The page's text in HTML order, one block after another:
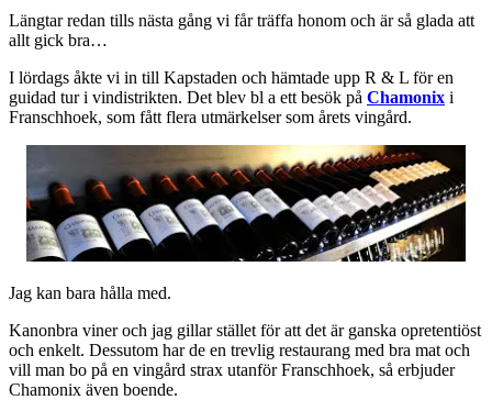
Längtar redan tills nästa gång vi får träffa honom och är så glada att
allt gick bra…
I lördags åkte vi in till Kapstaden och hämtade upp R & L för en
guidad tur i vindistrikten. Det blev bl a ett besök på Chamonix i
Franschhoek, som fått flera utmärkelser som årets vingård.
Jag kan bara hålla med.
Kanonbra viner och jag gillar stället för att det är ganska opretentiöst
och enkelt. Dessutom har de en trevlig restaurang med bra mat och
vill man bo på en vingård strax utanför Franschhoek, så erbjuder
Chamonix även boende.